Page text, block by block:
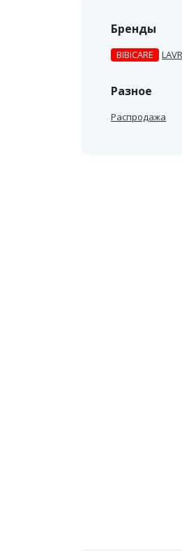
Бренды
BIBICARE LAVR
Разное
Распродажа